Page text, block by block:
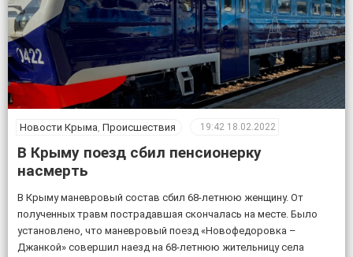
Новости Крыма Происшествия 19:42 18.02.2022
В Крыму поезд сбил пенсионерку
насмерть
В Крыму маневровый состав сбил 68-летнюю женщину. От
полученных травм пострадавшая скончалась на месте. Было
установлено, что маневровый поезд «Новофедоровка –
Джанкой» совершил наезд на 68-летнюю жительницу села